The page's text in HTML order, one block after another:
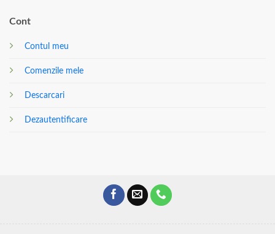
Cont
Contul meu
Comenzile mele
Descarcari
Dezautentificare